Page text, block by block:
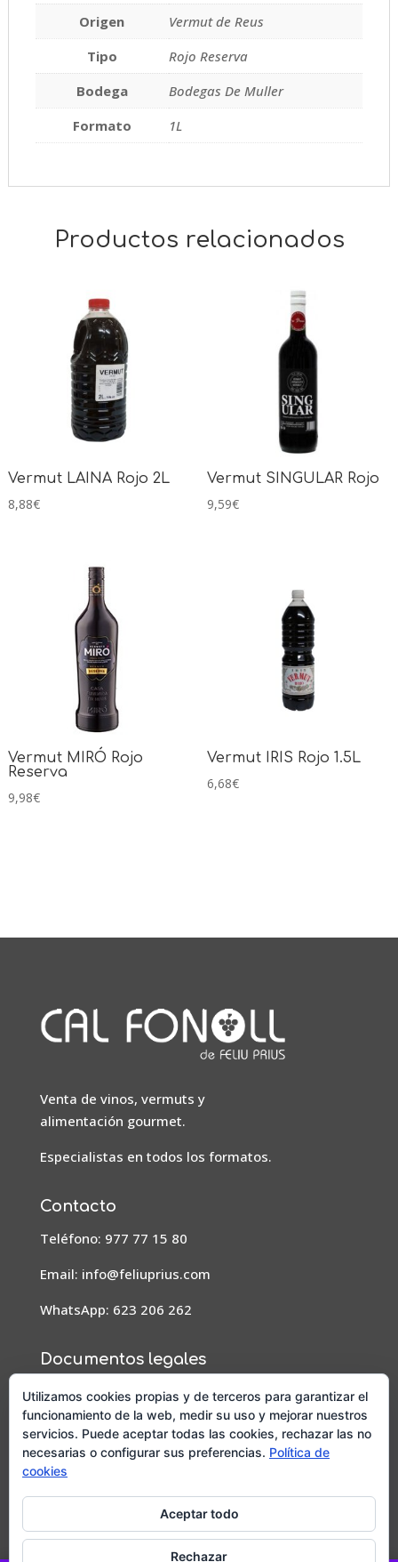
Origen
Vermut de Reus
Tipo
Rojo Reserva
Bodega
Bodegas De Muller
Formato
1L
Productos relacionados
Vermut LAINA Rojo 2L
8,88€
Vermut SINGULAR Rojo
9,59€
Vermut MIRÓ Rojo
Reserva
9,98€
Vermut IRIS Rojo 1.5L
6,68€
Venta de vinos, vermuts y
alimentación gourmet.
Especialistas en todos los formatos.
Contacto
Teléfono: 977 77 15 80
Email: info@feliuprius.com
WhatsApp: 623 206 262
Documentos legales
Aviso Legal
Condiciones de pedidos, envío y devoluciones
Política de privacidad
Política de cookies
Diseño y posicionamiento web porMussara.com,
Utilizamos cookies propias y de terceros para garantizar el
funcionamiento de la web, medir su uso y mejorar nuestros
servicios. Puede aceptar todas las cookies, rechazar las no
necesarias o configurar sus preferencias. Política de
cookies
Aceptar todo
Rechazar